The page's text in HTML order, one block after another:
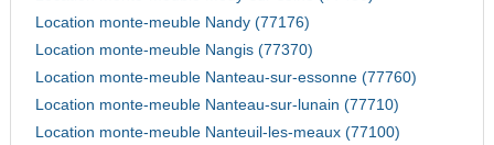
Location monte-meuble Nandy (77176)
Location monte-meuble Nangis (77370)
Location monte-meuble Nanteau-sur-essonne (77760)
Location monte-meuble Nanteau-sur-lunain (77710)
Location monte-meuble Nanteuil-les-meaux (77100)